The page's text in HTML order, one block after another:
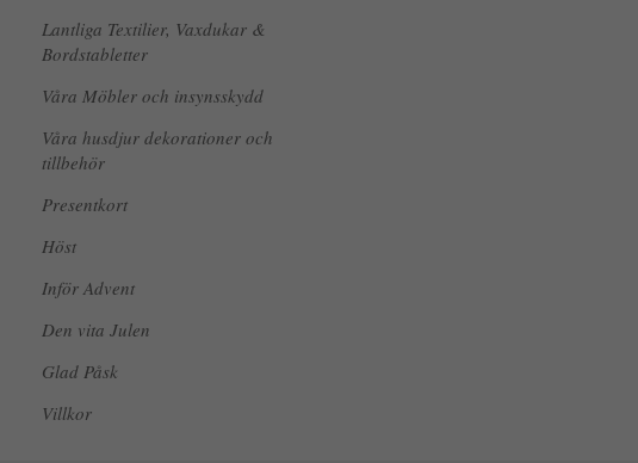
Lantliga Textilier, Vaxdukar &
Bordstabletter
Våra Möbler och insynsskydd
Våra husdjur dekorationer och
tillbehör
Presentkort
Höst
Inför Advent
Den vita Julen
Glad Påsk
Villkor